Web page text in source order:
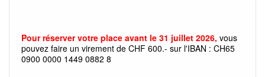
Pour réserver votre place avant le 31 juillet 2026, vous
pouvez faire un virement de CHF 600.- sur l'IBAN : CH65
0900 0000 1449 0882 8